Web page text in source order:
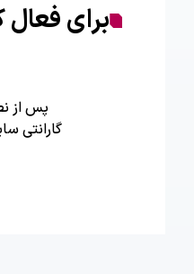
برای فعال
پس از
گارانتی